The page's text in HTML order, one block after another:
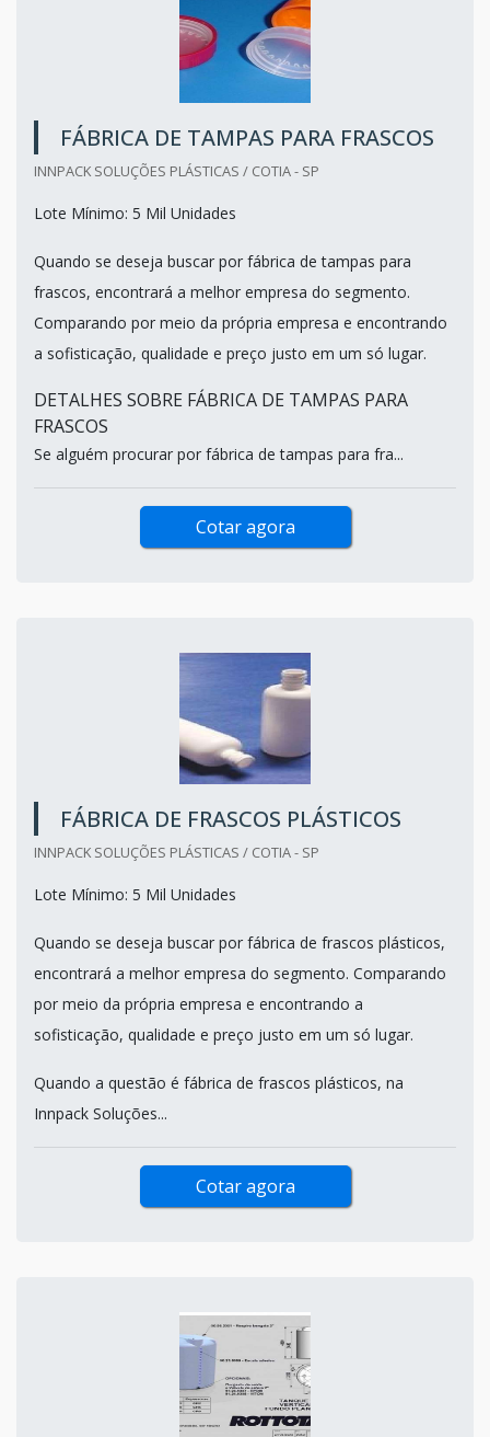
FÁBRICA DE TAMPAS PARA FRASCOS
INNPACK SOLUÇÕES PLÁSTICAS / COTIA - SP
Lote Mínimo: 5 Mil Unidades
Quando se deseja buscar por fábrica de tampas para
frascos, encontrará a melhor empresa do segmento.
Comparando por meio da própria empresa e encontrando
a sofisticação, qualidade e preço justo em um só lugar.
DETALHES SOBRE FÁBRICA DE TAMPAS PARA
FRASCOS
Se alguém procurar por fábrica de tampas para fra...
Cotar agora
FÁBRICA DE FRASCOS PLÁSTICOS
INNPACK SOLUÇÕES PLÁSTICAS / COTIA - SP
Lote Mínimo: 5 Mil Unidades
Quando se deseja buscar por fábrica de frascos plásticos,
encontrará a melhor empresa do segmento. Comparando
por meio da própria empresa e encontrando a
sofisticação, qualidade e preço justo em um só lugar.
Quando a questão é fábrica de frascos plásticos, na
Innpack Soluções...
Cotar agora